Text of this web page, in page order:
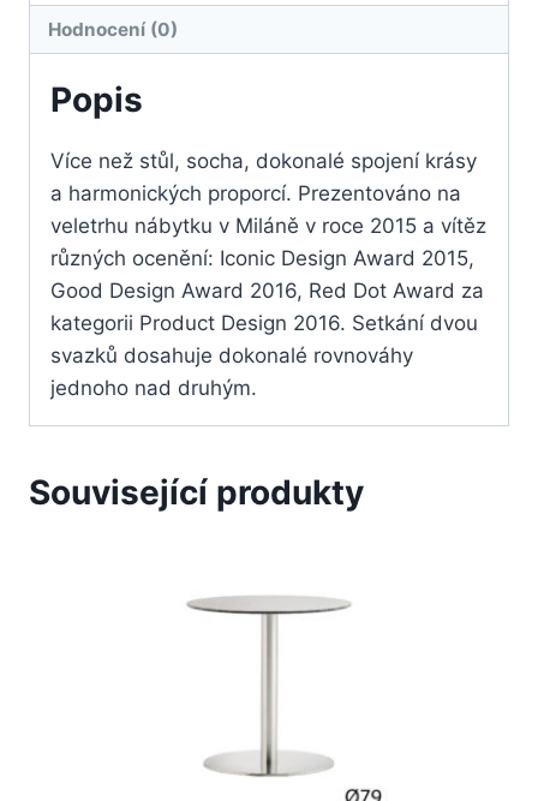
Hodnocení (0)
Popis
Více než stůl, socha, dokonalé spojení krásy
a harmonických proporcí. Prezentováno na
veletrhu nábytku v Miláně v roce 2015 a vítěz
různých ocenění: Iconic Design Award 2015,
Good Design Award 2016, Red Dot Award za
kategorii Product Design 2016. Setkání dvou
svazků dosahuje dokonalé rovnováhy
jednoho nad druhým.
Související produkty